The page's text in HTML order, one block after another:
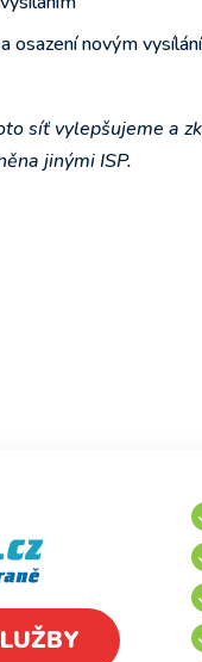
osazení novým
síť vylepšujeme a
jinými ISP.